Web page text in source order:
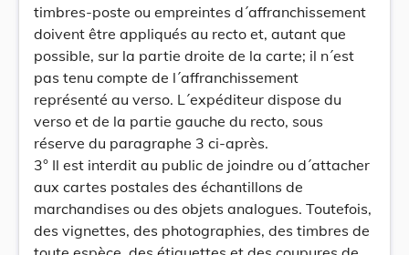
timbres-poste ou empreintes d´affranchissement
doivent être appliqués au recto et, autant que
possible, sur la partie droite de la carte; il n´est
pas tenu compte de l´affranchissement
représenté au verso. L´expéditeur dispose du
verso et de la partie gauche du recto, sous
réserve du paragraphe 3 ci-après.
3° Il est interdit au public de joindre ou d´attacher
aux cartes postales des échantillons de
marchandises ou des objets analogues. Toutefois,
des vignettes, des photographies, des timbres de